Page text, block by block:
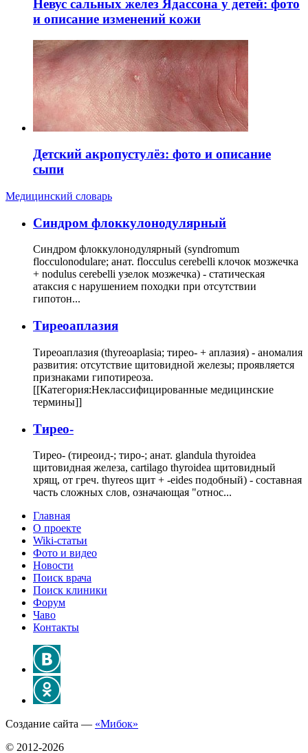
Невус сальных желез Ядассона у детей: фото
и описание изменений кожи
Детский акропустулёз: фото и описание
сыпи
Медицинский словарь
Cиндром флоккулонодулярный
Синдром флоккулонодулярный (syndromum
flocculonodulare; анат. flocculus cerebelli клочок мозжечка
+ nodulus cerebelli узелок мозжечка) - статическая
атаксия с нарушением походки при отсутствии
гипотон...
Тиреоаплазия
Тиреоаплазия (thyreoaplasia; тирео- + аплазия) - аномалия
развития: отсутствие щитовидной железы; проявляется
признаками гипотиреоза.
[[Категория:Неклассифицированные медицинские
термины]]
Тирео-
Тирео- (тиреоид-; тиро-; анат. glandula thyroidea
щитовидная железа, cartilago thyroidea щитовидный
хрящ, от греч. thyreos щит + -eides подобный) - составная
часть сложных слов, означающая "относ...
Главная
О проекте
Wiki-статьи
Фото и видео
Новости
Поиск врача
Поиск клиники
Форум
Чаво
Контакты
Создание сайта — «Мибок»
© 2012-2026